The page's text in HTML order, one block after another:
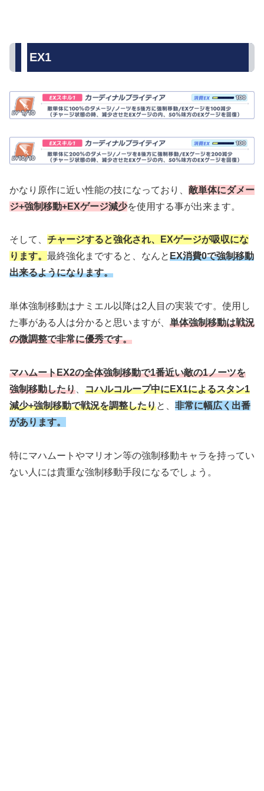
EX1
かなり原作に近い性能の技になっており、 敵単体にダメー
ジ+強制移動+EXゲージ減少を使用する事が出来ます。
そして、 チャージすると強化され、EXゲージが吸収にな
ります。 最終強化まですると、なんとEX消費0で強制移動
出来るようになります。
単体強制移動はナミエル以降は2人目の実装です。使用し
た事がある人は分かると思いますが、 単体強制移動は戦況
の微調整で非常に優秀です。
マハムートEX2の全体強制移動で1番近い敵の1ノーツを
強制移動したり
コハルコループ中にEX1によるスタン1
減少+強制移動で戦況を調整したりと、 非常に幅広く出番
があります。
特にマハムートやマリオン等の強制移動キャラを持ってい
ない人には貴重な強制移動手段になるでしょう。